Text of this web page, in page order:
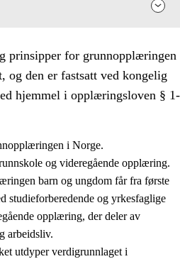
prinsipper for grunnopplæringen
og den er fastsatt ved kongelig
hjemmel i opplæringsloven § 1-
i Norge.
og videregående opplæring.
barn og ungdom får fra første
studieforberedende og yrkesfaglige
opplæring, der deler av
arbeidsliv.
utdyper verdigrunnlaget i